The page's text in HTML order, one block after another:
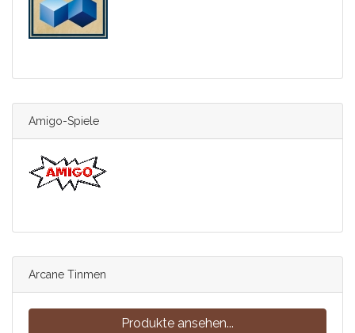
Amigo-Spiele
Arcane Tinmen
Produkte ansehen...